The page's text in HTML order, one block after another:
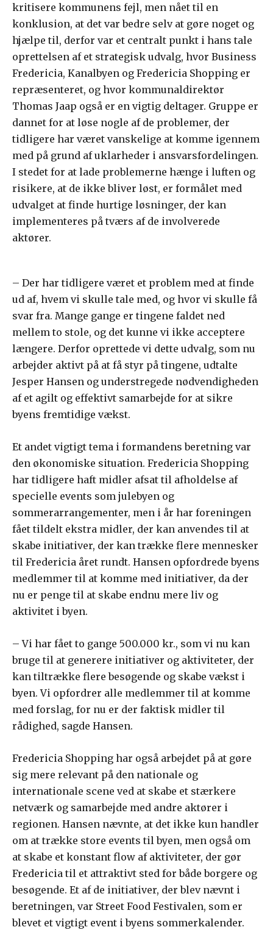
kritisere kommunens fejl, men nået til en
konklusion, at det var bedre selv at gøre noget og
hjælpe til, derfor var et centralt punkt i hans tale
oprettelsen af et strategisk udvalg, hvor Business
Fredericia, Kanalbyen og Fredericia Shopping er
repræsenteret, og hvor kommunaldirektør
Thomas Jaap også er en vigtig deltager. Gruppe er
dannet for at løse nogle af de problemer, der
tidligere har været vanskelige at komme igennem
med på grund af uklarheder i ansvarsfordelingen.
I stedet for at lade problemerne hænge i luften og
risikere, at de ikke bliver løst, er formålet med
udvalget at finde hurtige løsninger, der kan
implementeres på tværs af de involverede
aktører.
– Der har tidligere været et problem med at finde
ud af, hvem vi skulle tale med, og hvor vi skulle få
svar fra. Mange gange er tingene faldet ned
mellem to stole, og det kunne vi ikke acceptere
længere. Derfor oprettede vi dette udvalg, som nu
arbejder aktivt på at få styr på tingene, udtalte
Jesper Hansen og understregede nødvendigheden
af et agilt og effektivt samarbejde for at sikre
byens fremtidige vækst.
Et andet vigtigt tema i formandens beretning var
den økonomiske situation. Fredericia Shopping
har tidligere haft midler afsat til afholdelse af
specielle events som julebyen og
sommerarrangementer, men i år har foreningen
fået tildelt ekstra midler, der kan anvendes til at
skabe initiativer, der kan trække flere mennesker
til Fredericia året rundt. Hansen opfordrede byens
medlemmer til at komme med initiativer, da der
nu er penge til at skabe endnu mere liv og
aktivitet i byen.
– Vi har fået to gange 500.000 kr., som vi nu kan
bruge til at generere initiativer og aktiviteter, der
kan tiltrække flere besøgende og skabe vækst i
byen. Vi opfordrer alle medlemmer til at komme
med forslag, for nu er der faktisk midler til
rådighed, sagde Hansen.
Fredericia Shopping har også arbejdet på at gøre
sig mere relevant på den nationale og
internationale scene ved at skabe et stærkere
netværk og samarbejde med andre aktører i
regionen. Hansen nævnte, at det ikke kun handler
om at trække store events til byen, men også om
at skabe et konstant flow af aktiviteter, der gør
Fredericia til et attraktivt sted for både borgere og
besøgende. Et af de initiativer, der blev nævnt i
beretningen, var Street Food Festivalen, som er
blevet et vigtigt event i byens sommerkalender.